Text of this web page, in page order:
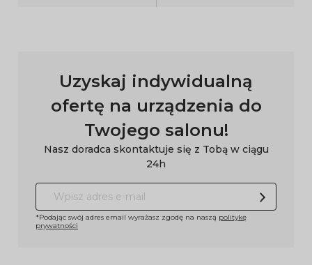
Uzyskaj indywidualną
ofertę na urządzenia do
Twojego salonu!
Nasz doradca skontaktuje się z Tobą w ciągu
24h
*Podając swój adres email wyrażasz zgodę na naszą politykę
prywatności